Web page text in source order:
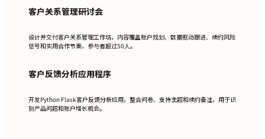
客户关系管理研讨会
设计并交付客户关系管理工作坊，内容覆盖账户规划、数据驱动跟进、续约风险
信号和实用合作节奏，参与者超过50人。
客户反馈分析应用程序
开发Python Flask客户反馈分析应用，整合问卷、支持主题和续约备注，用于识
别产品问题和账户增长机会。